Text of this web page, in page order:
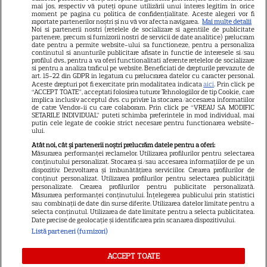
Știri mondene
Avantaje
Elle
Unica
Retete practice
URMĂREȘTE-NE PE
Copyright2026Ringier Romania – Toate Drepturile rezervate
Jocurile de noroc sunt interzise minorilor.
mai jos, respectiv vă puteți opune utilizării unui interes legitim în orice
moment pe pagina cu politica de confidențialitate. Aceste alegeri vor fi
raportate partenerilor noștri și nu vă vor afecta navigarea. Mai multe detalii
Noi si partenerii nostri (retelele de socializare si agentiile de publicitate
partenere, precum si furnizorii nostri de servicii de date analitice) prelucram
date pentru a permite website-ului sa functioneze, pentru a personaliza
continutul si anunturile publicitare afisate in functie de interesele si/sau
profilul dvs., pentru a va oferi functionalitati aferente retelelor de socializare
si pentru a analiza traficul pe website. Beneficiati de drepturile prevazute de
art. 15-22 din GDPR in legatura cu prelucrarea datelor cu caracter personal.
Aceste drepturi pot fi exercitate prin modalitatea indicataaici. Prin click pe
“ACCEPT TOATE”, acceptati folosirea tuturor Tehnologiilor de tip Cookie, care
implica inclusiv acceptul dvs. cu privire la stocarea/accesarea informatiilor
de catre Vendor-ii cu care colaboram. Prin click pe “VREAU SA MODIFIC
SETARILE INDIVIDUAL” puteti schimba preferintele in mod individual, mai
putin cele legate de cookie strict necesare pentru functionarea website-
ului.
Atât noi, cât și partenerii noștri prelucrăm datele pentru a oferi:
Măsurarea performanței reclamelor. Utilizarea profilurilor pentru selectarea
conținutului personalizat. Stocarea și/sau accesarea informațiilor de pe un
dispozitiv. Dezvoltarea și îmbunătățirea serviciilor. Crearea profilurilor de
conținut personalizat. Utilizarea profilurilor pentru selectarea publicității
personalizate. Crearea profilurilor pentru publicitate personalizată.
Măsurarea performanței conținutului. Înțelegerea publicului prin statistici
sau combinații de date din surse diferite. Utilizarea datelor limitate pentru a
selecta conținutul. Utilizarea de date limitate pentru a selecta publicitatea.
Date precise de geolocație și identificarea prin scanarea dispozitivului.
Listă parteneri (furnizori)
ACCEPT TOATE